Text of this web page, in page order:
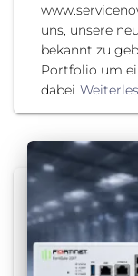
uns, unsere
bekannt zu
Portfolio um
dabei